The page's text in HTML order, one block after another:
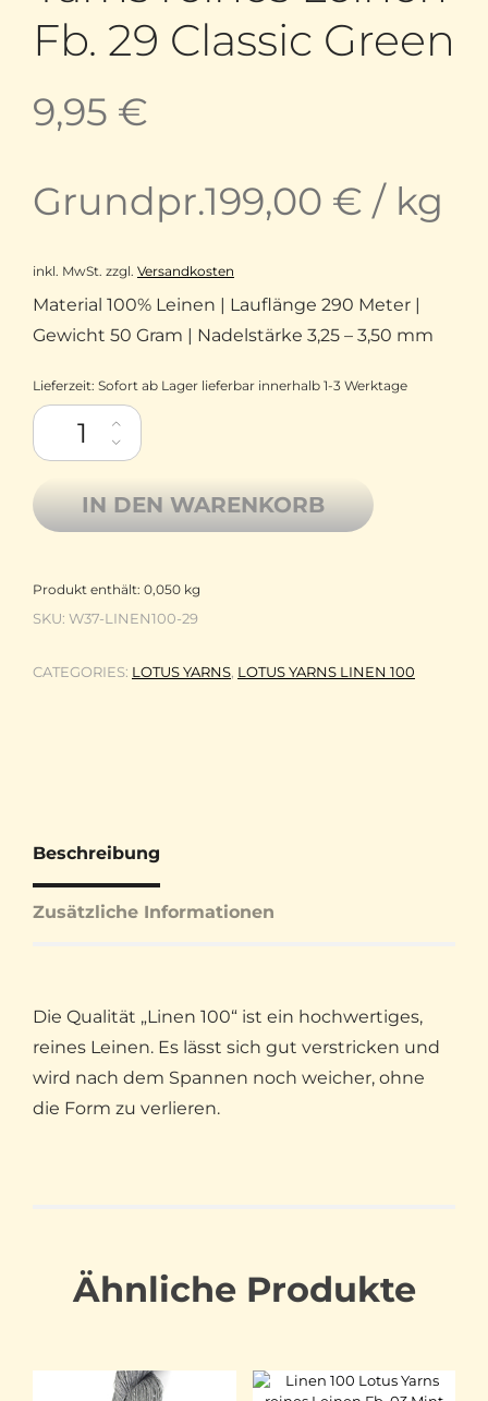
Fb. 29 Classic Green
9,95 €
Grundpr.199,00 € / kg
inkl. MwSt. zzgl. Versandkosten
Material 100% Leinen | Lauflänge 290 Meter |
Gewicht 50 Gram | Nadelstärke 3,25 – 3,50 mm
Lieferzeit: Sofort ab Lager lieferbar innerhalb 1-3 Werktage
Linen 100 Lotus Yarns reines Leinen Fb. 29 Classic Green Menge
IN DEN WARENKORB
Produkt enthält: 0,050 kg
SKU: W37-LINEN100-29
CATEGORIES: LOTUS YARNS, LOTUS YARNS LINEN 100
Beschreibung
Zusätzliche Informationen
Die Qualität „Linen 100“ ist ein hochwertiges,
reines Leinen. Es lässt sich gut verstricken und
wird nach dem Spannen noch weicher, ohne
die Form zu verlieren.
Ähnliche Produkte